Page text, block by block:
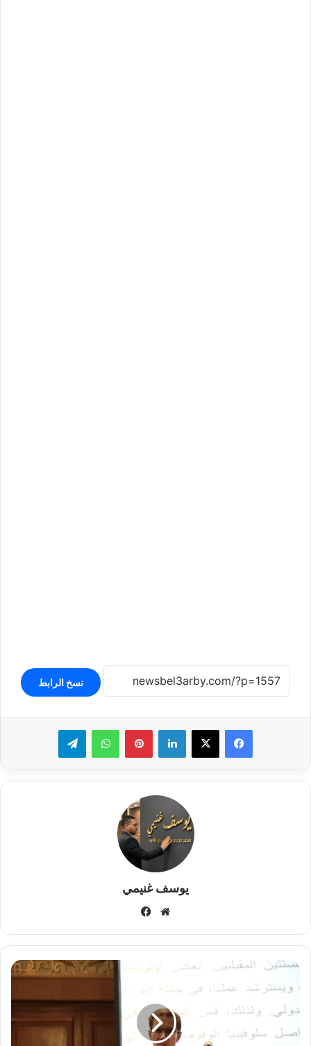
نسخ الرابط
لينكدإن بينتيريستواتساب تيلقرام
يوسف غنيمي
موقع
سفير
مصر
شريك